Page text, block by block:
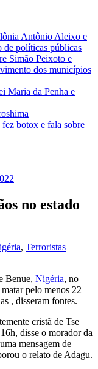
Antônio Aleixo e
de políticas públicas
Simão Peixoto e
dos municípios
Maria da Penha e
botox e fala sobre
no estado
, Terroristas
Benue, Nigéria, no
pelo menos 22
, disseram fontes.
cristã de Tse
disse o morador da
mensagem de
o relato de Adagu.